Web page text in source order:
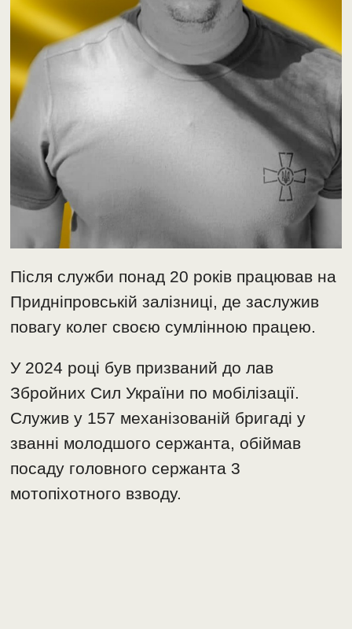
Після служби понад 20 років працював на
Придніпровській залізниці, де заслужив
повагу колег своєю сумлінною працею.
У 2024 році був призваний до лав
Збройних Сил України по мобілізації.
Служив у 157 механізованій бригаді у
званні молодшого сержанта, обіймав
посаду головного сержанта 3
мотопіхотного взводу.